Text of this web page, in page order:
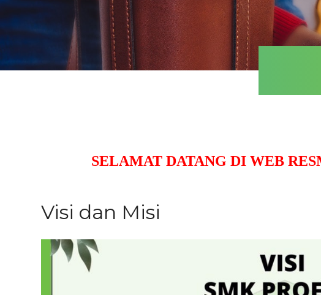
SELAMAT DATANG DI WEB RESMI
Visi dan Misi